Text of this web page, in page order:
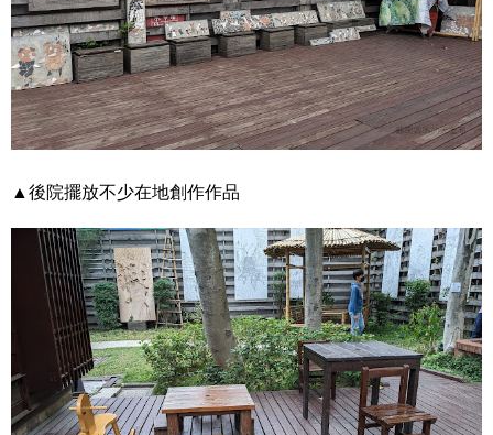
▲後院擺放不少在地創作作品